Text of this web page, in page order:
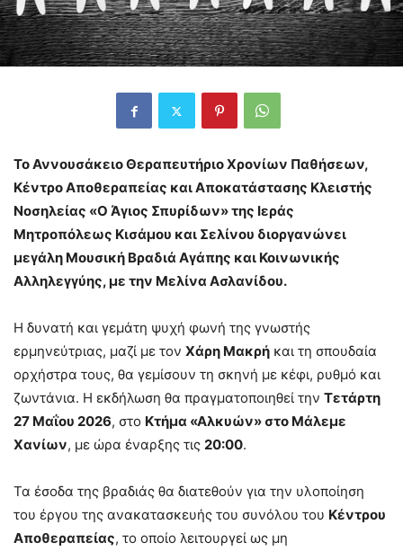
Το Αννουσάκειο Θεραπευτήριο Χρονίων Παθήσεων,
Κέντρο Αποθεραπείας και Αποκατάστασης Κλειστής
Νοσηλείας «Ο Άγιος Σπυρίδων» της Ιεράς
Μητροπόλεως Κισάμου και Σελίνου διοργανώνει
μεγάλη Μουσική Βραδιά Αγάπης και Κοινωνικής
Αλληλεγγύης, με την Μελίνα Ασλανίδου.
Η δυνατή και γεμάτη ψυχή φωνή της γνωστής
ερμηνεύτριας, μαζί με τον Χάρη Μακρή και τη σπουδαία
ορχήστρα τους, θα γεμίσουν τη σκηνή με κέφι, ρυθμό και
ζωντάνια. Η εκδήλωση θα πραγματοποιηθεί την Τετάρτη
27 Μαΐου 2026, στο Κτήμα «Αλκυών» στο Μάλεμε
Χανίων, με ώρα έναρξης τις 20:00.
Τα έσοδα της βραδιάς θα διατεθούν για την υλοποίηση
του έργου της ανακατασκευής του συνόλου του Κέντρου
Αποθεραπείας, το οποίο λειτουργεί ως μη